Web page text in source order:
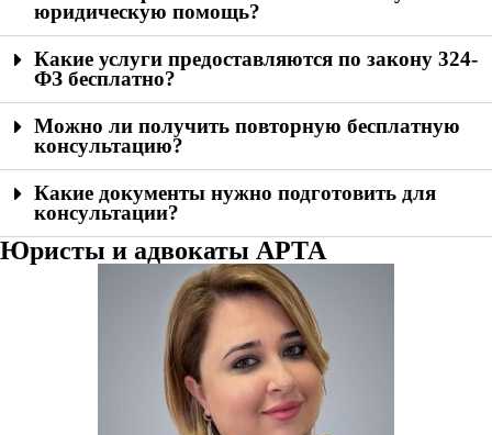
юридическую помощь?
Какие услуги предоставляются по закону 324-
ФЗ бесплатно?
Можно ли получить повторную бесплатную
консультацию?
Какие документы нужно подготовить для
консультации?
Юристы и адвокаты АРТА